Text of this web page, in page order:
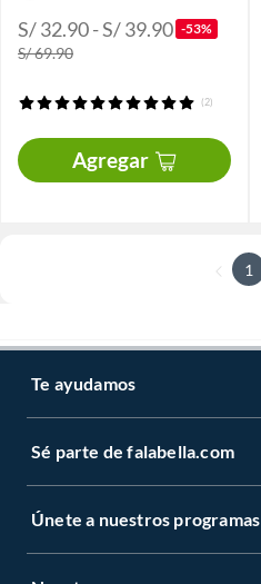
S/ 32.90 - S/ 39.90 -53%
S/ 69.90
(2)
Agregar
1
Te ayudamos
Sé parte de falabella.com
Únete a nuestros programas